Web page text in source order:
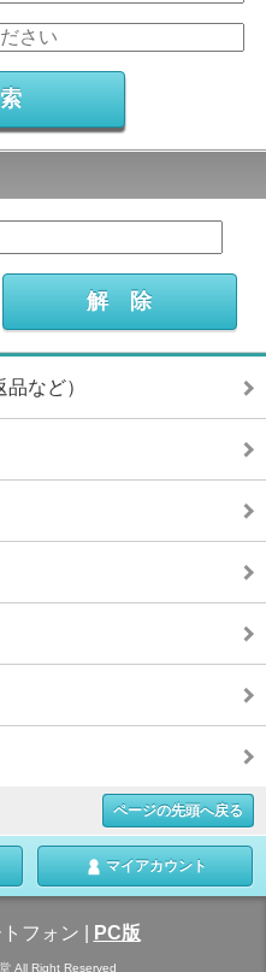
など）
ページの先頭へ戻る
マイアカウント
フォン PC版
All Right Reserved